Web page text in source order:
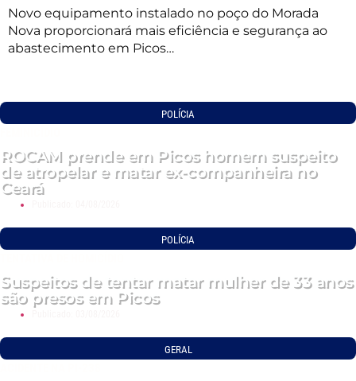
Novo equipamento instalado no poço do Morada
Nova proporcionará mais eficiência e segurança ao
abastecimento em Picos…
POLÍCIA
ROCAM prende em Picos homem suspeito
de atropelar e matar ex-companheira no
Ceará
POLÍCIA
Suspeitos de tentar matar mulher de 33 anos
são presos em Picos
GERAL